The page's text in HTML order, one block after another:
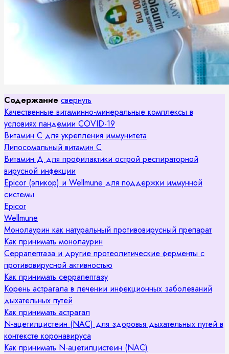
Содержание свернуть
Качественные витаминно-минеральные комплексы в
условиях пандемии COVID-19
Витамин С для укрепления иммунитета
Липосомальный витамин С
Витамин Д для профилактики острой респираторной
вирусной инфекции
Epicor (эпикор) и Wellmune для поддержки иммунной
системы
Epicor
Wellmune
Монолаурин как натуральный противовирусный препарат
Как принимать монолаурин
Серрапептаза и другие протеолитические ферменты с
противовирусной активностью
Как принимать серрапептазу
Корень астрагала в лечении инфекционных заболеваний
дыхательных путей
Как принимать астрагал
N-ацетилцистеин (NAC) для здоровья дыхательных путей в
контексте коронавируса
Как принимать N-ацетилцистеин (NAC)